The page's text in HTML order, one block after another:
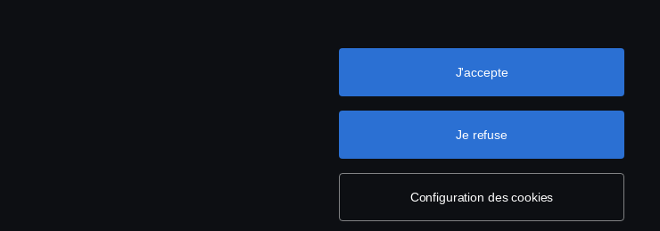
Configuration des cookies
Je refuse
J'accepte